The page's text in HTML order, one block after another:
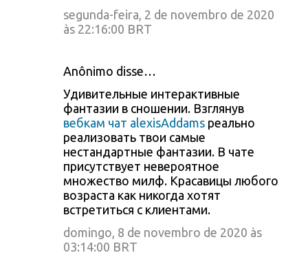
segunda-feira, 2 de novembro de 2020
às 22:16:00 BRT
Anônimo disse…
Удивительные интерактивные
фантазии в сношении. Взглянув
вебкам чат alexisAddams реально
реализовать твои самые
нестандартные фантазии. В чате
присутствует невероятное
множество милф. Красавицы любого
возраста как никогда хотят
встретиться с клиентами.
domingo, 8 de novembro de 2020 às
03:14:00 BRT